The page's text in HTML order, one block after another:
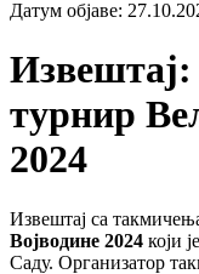
Датум објаве:
турнир
2024
Извештај са
Војводине 2024 који
Саду. Организатор